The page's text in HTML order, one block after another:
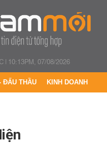
| 10:13PM, 07/08/2026
ĐẤU THẦU KINH DOANH